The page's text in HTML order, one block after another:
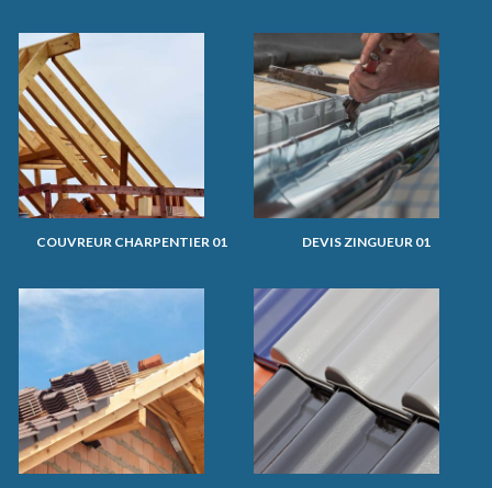
COUVREUR CHARPENTIER 01 DEVIS ZINGUEUR 01